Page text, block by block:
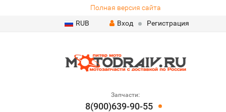
Полная версия сайта
RUB
Вход Регистрация
Запчасти:
8(900)639-90-55